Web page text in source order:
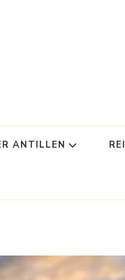
ANTILLEN